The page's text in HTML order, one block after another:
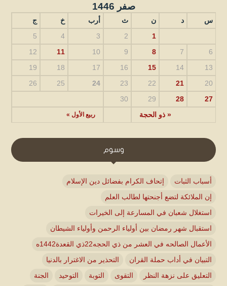
صفر 1446
س د ن ث أرب خ ج
« ذو الحجة ربيع الأول »
1
2
3
4
5
6
7
8
9
10
11
12
13
14
15
16
17
18
19
20
21
22
23
24
25
26
27
28
29
30
وسوم
أسباب الثبات
إتحاف الكرام بفضائل دين الإسلام
إن الملائكة لتضع أجنحتها لطالب العلم
استغلال شعبان في المسارعة إلى الخيرات
استقبال شهر رمضان بين أولياء الرحمن وأولياء الشيطان
الأعمال الصالحه في العشر من ذي الحجه22ذي القعدة1442ه
التبيان في أداب حملة القران
التحذير من الاغترار بالدنيا
التعليق على نزهة النظر
التقوى التوبة التوحيد
الجنة